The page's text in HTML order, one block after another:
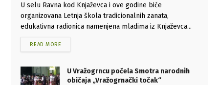
U selu Ravna kod Knjaževca i ove godine biće
organizovana Letnja škola tradicionalnih zanata,
edukativna radionica namenjena mladima iz Knjaževca...
READ MORE
U Vražogrncu počela Smotra narodnih
običaja „Vražogrnački točak“